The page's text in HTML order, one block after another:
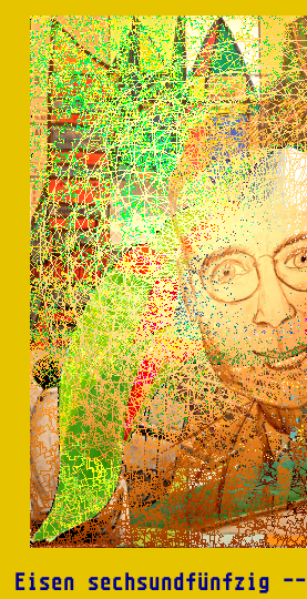
Eisen sechsundfünfzig --